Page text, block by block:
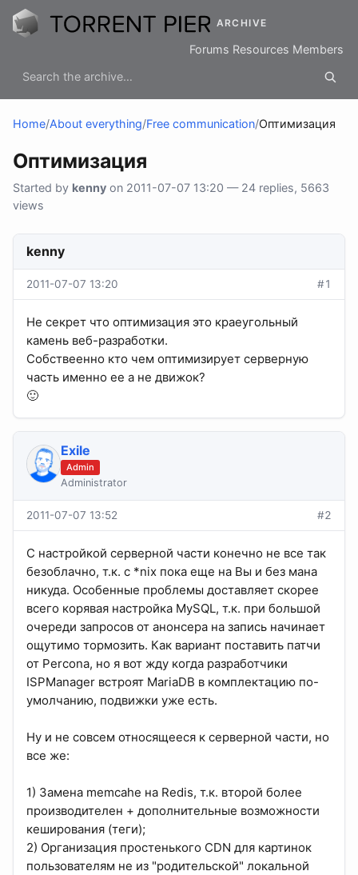
ARCHIVE
Forums Resources Members
Home/About everything/Free communication/Оптимизация
Оптимизация
Started by kenny on 2011-07-07 13:20 — 24 replies, 5663
views
kenny
2011-07-07 13:20 #1
Не секрет что оптимизация это краеугольный
камень веб-разработки.
Собствеенно кто чем оптимизирует серверную
часть именно ее а не движок?
🙂
Exile
Admin
Administrator
2011-07-07 13:52 #2
С настройкой серверной части конечно не все так
безоблачно, т.к. с *nix пока еще на Вы и без мана
никуда. Особенные проблемы доставляет скорее
всего корявая настройка MySQL, т.к. при большой
очереди запросов от анонсера на запись начинает
ощутимо тормозить. Как вариант поставить патчи
от Percona, но я вот жду когда разработчики
ISPManager встроят MariaDB в комплектацию по-
умолчанию, подвижки уже есть.
Ну и не совсем относящееся к серверной части, но
все же:
1) Замена memcahe на Redis, т.к. второй более
производителен + дополнительные возможности
кеширования (теги);
2) Организация простенького CDN для картинок
пользователям не из "родительской" локальной